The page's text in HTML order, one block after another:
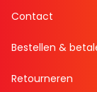
Contact
Bestellen &
Retourneren